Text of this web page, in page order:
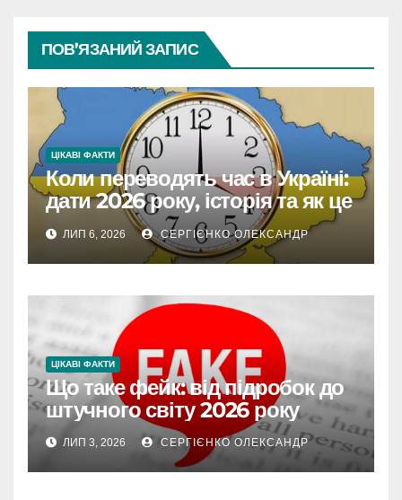
ПОВ’ЯЗАНИЙ ЗАПИС
ЦІКАВІ ФАКТИ
Коли переводять час в Україні:
дати 2026 року, історія та як це
впливає на життя
ЛИП 6, 2026 СЕРГІЄНКО ОЛЕКСАНДР
ЦІКАВІ ФАКТИ
Що таке фейк: від підробок до
штучного світу 2026 року
ЛИП 3, 2026 СЕРГІЄНКО ОЛЕКСАНДР